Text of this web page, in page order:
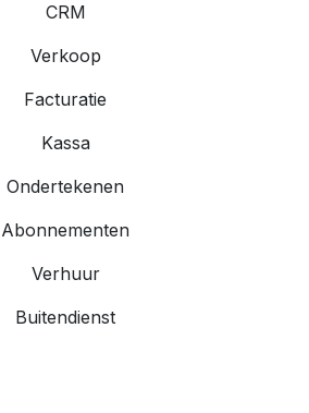
CRM
Verkoop
Facturatie
Kassa
Ondertekenen
Abonnementen
Verhuur
Buitendienst